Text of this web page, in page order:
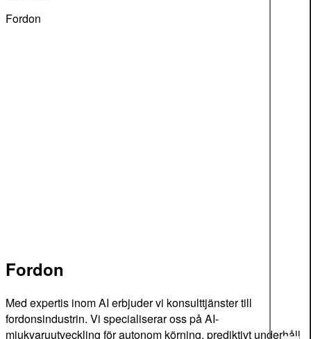
Fordon
Fordon
Med expertis inom AI erbjuder vi konsulttjänster till
fordonsindustrin. Vi specialiserar oss på AI-
mjukvaruutveckling för autonom körning, prediktivt underhåll